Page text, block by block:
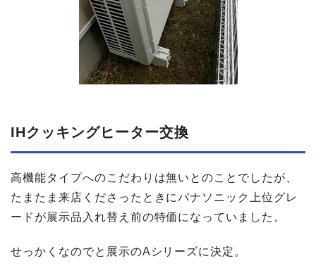
IHクッキングヒーター交換
高機能タイプへのこだわりは無いとのことでしたが、
たまたま来店くださったときにパナソニック上位グレ
ードが展示品入れ替え前の特価になっていました。
せっかくなのでと展示のAシリーズに決定。